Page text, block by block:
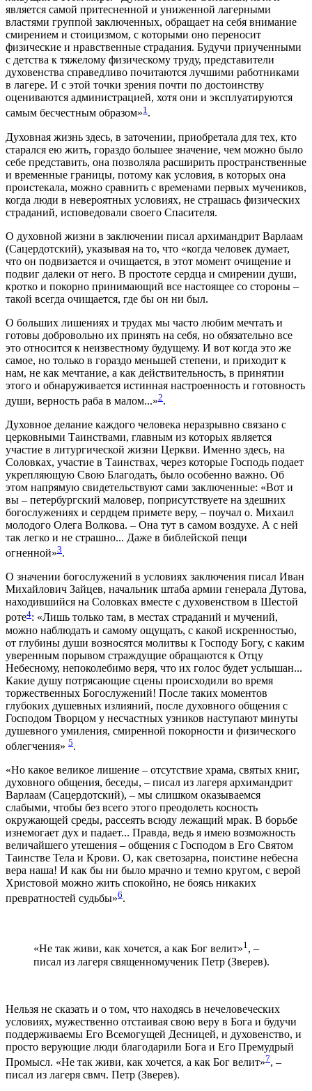
является самой притесненной и униженной лагерными
властями группой заключенных, обращает на себя внимание
смирением и стоицизмом, с которыми оно переносит
физические и нравственные страдания. Будучи приученными
с детства к тяжелому физическому труду, представители
духовенства справедливо почитаются лучшими работниками
в лагере. И с этой точки зрения почти по достоинству
оцениваются администрацией, хотя они и эксплуатируются
самым бесчестным образом»1 .
Духовная жизнь здесь, в заточении, приобретала для тех, кто
старался ею жить, гораздо большее значение, чем можно было
себе представить, она позволяла расширить пространственные
и временные границы, потому как условия, в которых она
проистекала, можно сравнить с временами первых мучеников,
когда люди в невероятных условиях, не страшась физических
страданий, исповедовали своего Спасителя.
О духовной жизни в заключении писал архимандрит Варлаам
(Сацердотский), указывая на то, что «когда человек думает,
что он подвизается и очищается, в этот момент очищение и
подвиг далеки от него. В простоте сердца и смирении души,
кротко и покорно принимающий все настоящее со стороны –
такой всегда очищается, где бы он ни был.
О больших лишениях и трудах мы часто любим мечтать и
готовы добровольно их принять на себя, но обязательно все
это относится к неизвестному будущему. И вот когда это же
самое, но только в гораздо меньшей степени, и приходит к
нам, не как мечтание, а как действительность, в принятии
этого и обнаруживается истинная настроенность и готовность
души, верность раба в малом...»2.
Духовное делание каждого человека неразрывно связано с
церковными Таинствами, главным из которых является
участие в литургической жизни Церкви. Именно здесь, на
Соловках, участие в Таинствах, через которые Господь подает
укрепляющую Свою Благодать, было особенно важно. Об
этом напрямую свидетельствуют сами заключенные: «Вот и
вы – петербургский маловер, поприсутствуете на здешних
богослужениях и сердцем примете веру, – поучал о. Михаил
молодого Олега Волкова. – Она тут в самом воздухе. А с ней
так легко и не страшно... Даже в библейской пещи
огненной»3.
О значении богослужений в условиях заключения писал Иван
Михайлович Зайцев, начальник штаба армии генерала Дутова,
находившийся на Соловках вместе с духовенством в Шестой
роте4: «Лишь только там, в местах страданий и мучений,
можно наблюдать и самому ощущать, с какой искренностью,
от глубины души возносятся молитвы к Господу Богу, с каким
уверенным порывом страждущие обращаются к Отцу
Небесному, непоколебимо веря, что их голос будет услышан...
Какие душу потрясающие сцены происходили во время
торжественных Богослужений! После таких моментов
глубоких душевных излияний, после духовного общения с
Господом Творцом у несчастных узников наступают минуты
душевного умиления, смиренной покорности и физического
облегчения» 5.
«Но какое великое лишение – отсутствие храма, святых книг,
духовного общения, беседы, – писал из лагеря архимандрит
Варлаам (Сацердотский), – мы слишком оказываемся
слабыми, чтобы без всего этого преодолеть косность
окружающей среды, рассеять всюду лежащий мрак. В борьбе
изнемогает дух и падает... Правда, ведь я имею возможность
величайшего утешения – общения с Господом в Его Святом
Таинстве Тела и Крови. О, как светозарна, поистине небесна
вера наша! И как бы ни было мрачно и темно кругом, с верой
Христовой можно жить спокойно, не боясь никаких
превратностей судьбы»6.
«Не так живи, как хочется, а как Бог велит»1, –
писал из лагеря священномученик Петр (Зверев).
Нельзя не сказать и о том, что находясь в нечеловеческих
условиях, мужественно отстаивая свою веру в Бога и будучи
поддерживаемы Его Всемогущей Десницей, и духовенство, и
просто верующие люди благодарили Бога и Его Премудрый
Промысл. «Не так живи, как хочется, а как Бог велит»7, –
писал из лагеря свмч. Петр (Зверев).